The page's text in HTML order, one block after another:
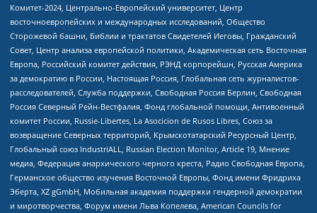
Комитет-2024, Центрально-Европейский университет, Центр
восточноевропейских и международных исследований, Общество
Сторожевой башни, Библии и трактатов Свидетелей Иеговы, Гражданский
Совет, Центр анализа европейской политики, Академическая сеть Восточная
Европа, Российский комитет действия, РЭНД корпорейшн, Русская Америка
за демократию в России, Настоящая Россия, Глобальная сеть журналистов-
расследователей, Служба поддержки, Свободная Россия Берлин, Свободная
Россия Северный Рейн-Вестфалия, Фонд глобальной помощи, Антивоенный
комитет России, Russie-Libertes, La Asocicion de Rusos Libres, Союз за
возвращение Северных территорий, Крымскотатарский Ресурсный Центр,
Глобальный союз IndustriALL, Russian Election Monitor, Article 19, Мнение
медиа, Федерация анархического черного креста, Радио Свободная Европа,
Германское общество изучения Восточной Европы, Фонд имени Фридриха
Эберта, XZ gGmbH, Мобильная академия поддержки гендерной демократии
и миротворчества, Форум имени Льва Копелева, American Councils for